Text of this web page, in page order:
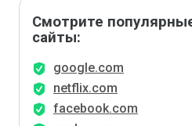
Смотрите
сайты:
google.com
netflix.com
facebook.com